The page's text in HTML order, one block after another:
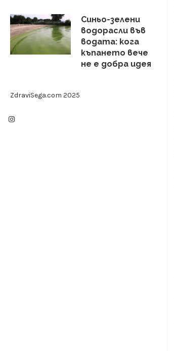
Синьо-зелени
водорасли във
водата: кога
къпането вече
не е добра идея
ZdraviSega.com 2025